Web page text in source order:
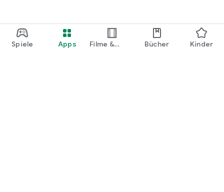
Spiele Apps
Filme &
Bücher Kinder